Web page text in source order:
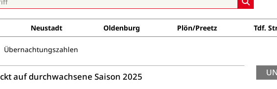
Neustadt Oldenburg Plön/Preetz Tdf.
Übernachtungszahlen
auf durchwachsene Saison 2025